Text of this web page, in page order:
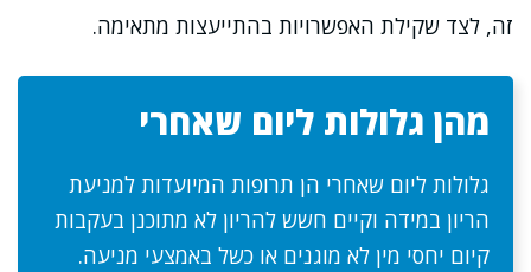
זה, לצד שקילת האפשרויות בהתייעצות מתאימה.
מהן גלולות ליום שאחרי
גלולות ליום שאחרי הן תרופות המיועדות למניעת
הריון במידה וקיים חשש להריון לא מתוכנן בעקבות
קיום יחסי מין לא מוגנים או כשל באמצעי מניעה.